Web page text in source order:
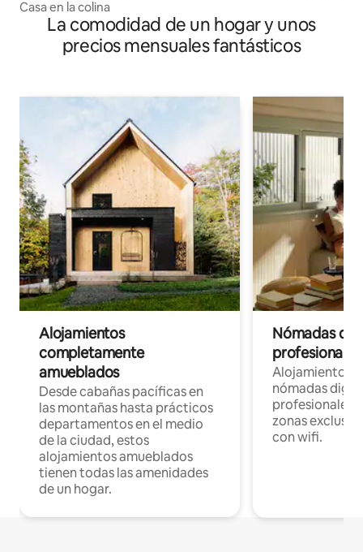
Casa en la colina
La comodidad de un hogar y unos
precios mensuales fantásticos
Alojamientos
completamente
amueblados
Desde cabañas pacíficas en
las montañas hasta prácticos
departamentos en el medio
de la ciudad, estos
alojamientos amueblados
tienen todas las amenidades
de un hogar.
Nómadas
Alojamientos
nómadas
profesionales
zonas
con wifi.